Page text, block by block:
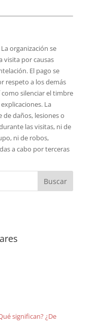
organización se
visita por causas
El pago se
respeto a los demás
silenciar el timbre
La
de daños, lesiones o
las visitas, ni de
ni de robos,
a cabo por terceras
significan? ¿De